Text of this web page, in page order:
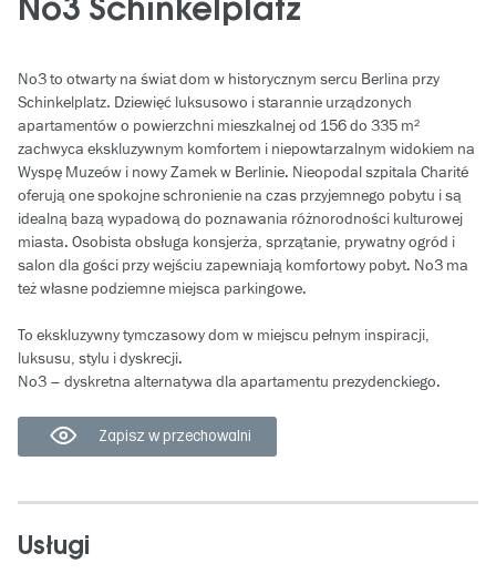
No3 Schinkelplatz
No3 to otwarty na świat dom w historycznym sercu Berlina przy
Schinkelplatz. Dziewięć luksusowo i starannie urządzonych
apartamentów o powierzchni mieszkalnej od 156 do 335 m²
zachwyca ekskluzywnym komfortem i niepowtarzalnym widokiem na
Wyspę Muzeów i nowy Zamek w Berlinie. Nieopodal szpitala Charité
oferują one spokojne schronienie na czas przyjemnego pobytu i są
idealną bazą wypadową do poznawania różnorodności kulturowej
miasta. Osobista obsługa konsjerża, sprzątanie, prywatny ogród i
salon dla gości przy wejściu zapewniają komfortowy pobyt. No3 ma
też własne podziemne miejsca parkingowe.
To ekskluzywny tymczasowy dom w miejscu pełnym inspiracji,
luksusu, stylu i dyskrecji.
No3 – dyskretna alternatywa dla apartamentu prezydenckiego.
Zapisz w przechowalni
Usługi